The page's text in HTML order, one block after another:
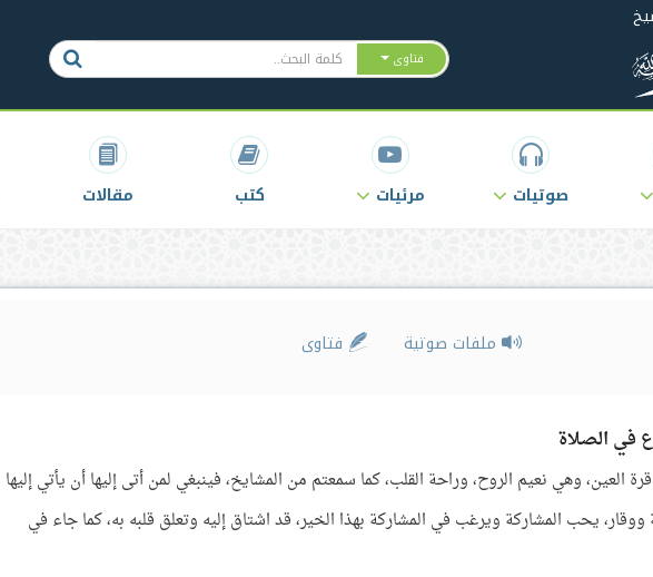
فتاوى
صوتيات مرئيات كتب مقالات
ملفات صوتية فتاوى
في الصلاة
العين، وهي نعيم الروح، وراحة القلب، كما سمعتم من المشايخ، فينبغي لمن أتى إليها أن يأتي إليها
يحب المشاركة ويرغب في المشاركة بهذا الخير، قد اشتاق إليه وتعلق قلبه به، كما جاء في